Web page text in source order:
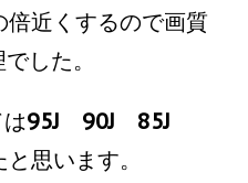
近くするので画質
した。
95J 90J 85J
思います。